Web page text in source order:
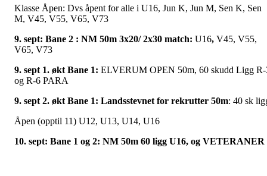
Klasse Åpen: Dvs åpent for alle i U16, Jun K, Jun M, Sen K, Sen
M, V45, V55, V65, V73
9. sept: Bane 2 : NM 50m 3x20/ 2x30 match: U16, V45, V55,
V65, V73
9. sept 1. økt Bane 1: ELVERUM OPEN 50m, 60 skudd Ligg
og R-6 PARA
9. sept 2. økt Bane 1: Landsstevnet for rekrutter 50m: 40 sk
Åpen (opptil 11) U12, U13, U14, U16
10. sept: Bane 1 og 2: NM 50m 60 ligg U16, og VETERANER